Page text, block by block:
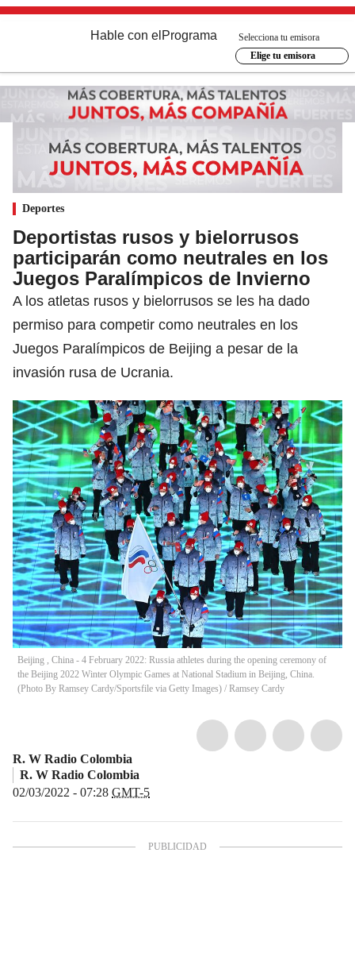
Hable con el Programa
Selecciona tu emisora
Elige tu emisora
Deportes
Deportistas rusos y bielorrusos
participarán como neutrales en los
Juegos Paralímpicos de Invierno
A los atletas rusos y bielorrusos se les ha dado
permiso para competir como neutrales en los
Juegos Paralímpicos de Beijing a pesar de la
invasión rusa de Ucrania.
Beijing , China - 4 February 2022: Russia athletes during the opening ceremony of
the Beijing 2022 Winter Olympic Games at National Stadium in Beijing, China.
(Photo By Ramsey Cardy/Sportsfile via Getty Images) / Ramsey Cardy
R. W Radio Colombia
R. W Radio Colombia
02/03/2022 - 07:28 GMT-5